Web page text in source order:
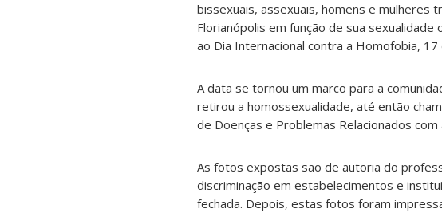
bissexuais, assexuais, homens e mulheres
Florianópolis em função de sua
ao Dia Internacional contra a Homofobia, 17
A data se tornou um marco para a
retirou a homossexualidade, até então
de Doenças e Problemas Relacionados com
As fotos expostas são de autoria do
discriminação em estabelecimentos e
fechada. Depois, estas fotos foram